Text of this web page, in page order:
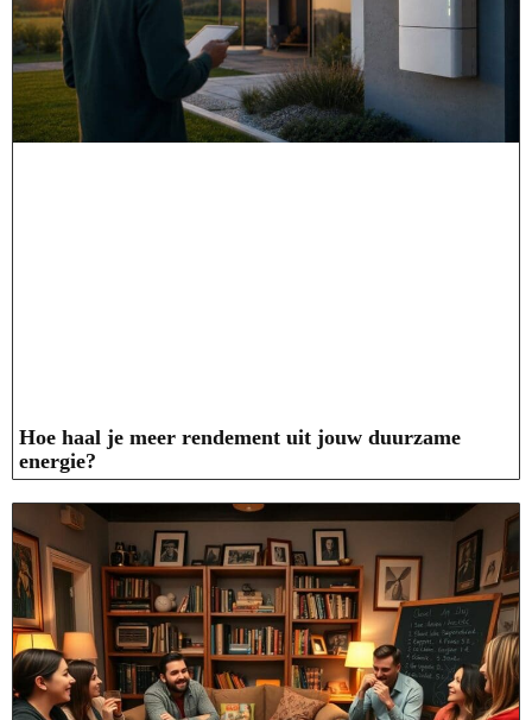
Hoe haal je meer rendement uit jouw duurzame
energie?